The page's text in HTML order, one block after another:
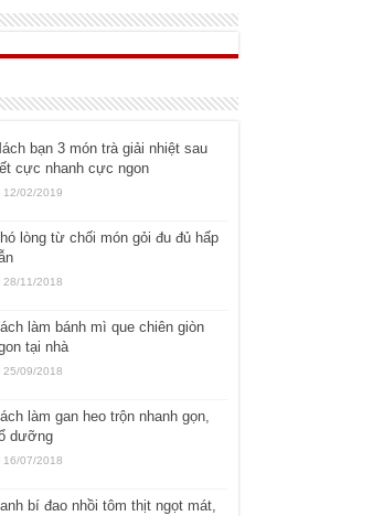
bạn 3 món trà giải nhiệt sau
cực nhanh cực ngon
12/02/2019
lòng từ chối món gỏi đu đủ hấp
28/11/2018
làm bánh mì que chiên giòn
tại nhà
25/09/2018
làm gan heo trộn nhanh gọn,
dưỡng
16/07/2018
bí đao nhồi tôm thịt ngọt mát,